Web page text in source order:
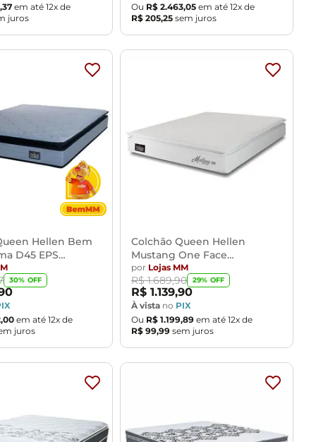
,37 em até 12x de
juros
Ou R$ 2.463,05 em até 12x de
R$ 205,25 sem juros
Hellen Bem
D45 EPS
30% OFF
,00 em até 12x de
juros
Colchão Queen Hellen
Mustang One Face
158x198x30cm
por Lojas MM
R$ 1.689,90 29% OFF
R$ 1.139,90
À vista no PIX
Ou R$ 1.199,89 em até 12x de
R$ 99,99 sem juros